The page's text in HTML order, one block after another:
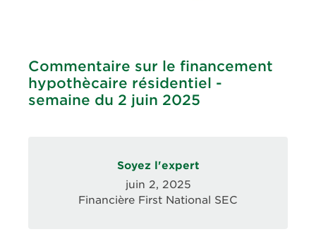
Commentaire sur le financement
hypothècaire résidentiel -
semaine du 2 juin 2025
Soyez l'expert
juin 2, 2025
Financière First National SEC